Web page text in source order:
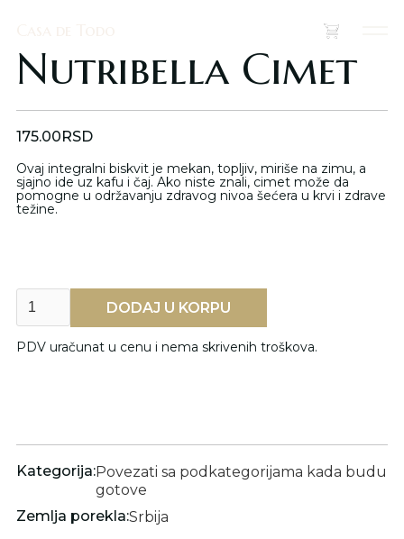
Nutribella Cimet
175.00RSD
Ovaj integralni biskvit je mekan, topljiv, miriše na zimu, a
sjajno ide uz kafu i čaj. Ako niste znali, cimet može da
pomogne u održavanju zdravog nivoa šećera u krvi i zdrave
težine.
PDV uračunat u cenu i nema skrivenih troškova.
Kategorija:Povezati sa podkategorijama kada budu
gotove
Zemlja porekla:Srbija